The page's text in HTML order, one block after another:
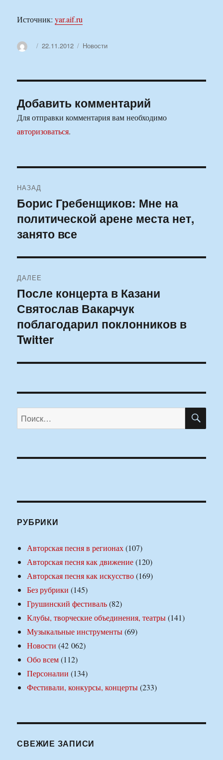
Источник:yar.aif.ru
АвторОпубликовано
22.11.2012 Рубрики
Новости
Добавить комментарий
Для отправки комментария вам необходимо
авторизоваться.
по
записям
НАЗАД
Предыдущая
запись:
Борис Гребенщиков: Мне на
политической арене места нет,
занято все
ДАЛЕЕ
Следующая
запись:
После концерта в Казани
Святослав Вакарчук
поблагодарил поклонников в
Twitter
Искать:
РУБРИКИ
Авторская песня в регионах(107)
Авторская песня как движение(120)
Авторская песня как искусство(169)
Без рубрики (145)
Грушинский фестиваль(82)
Клубы, творческие объединения, театры(141)
Музыкальные инструменты(69)
Новости (42 062)
Обо всем(112)
Персоналии (134)
Фестивали, конкурсы, концерты(233)
СВЕЖИЕ ЗАПИСИ